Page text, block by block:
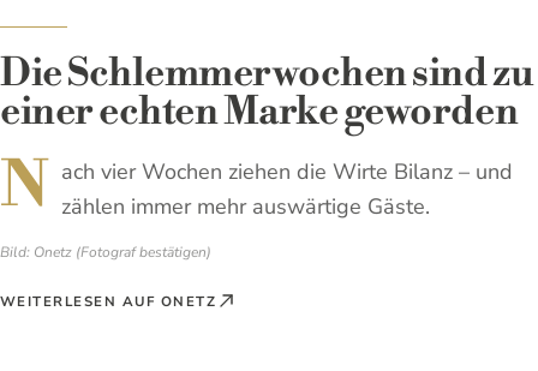
MAGAZIN 2026 DURCHBLÄTTERN
Die Schlemmerwochen sind zu
einer echten Marke geworden
N ach vier Wochen ziehen die Wirte Bilanz – und
zählen immer mehr auswärtige Gäste.
Bild: Onetz (Fotograf bestätigen)
WEITERLESEN AUF ONETZ